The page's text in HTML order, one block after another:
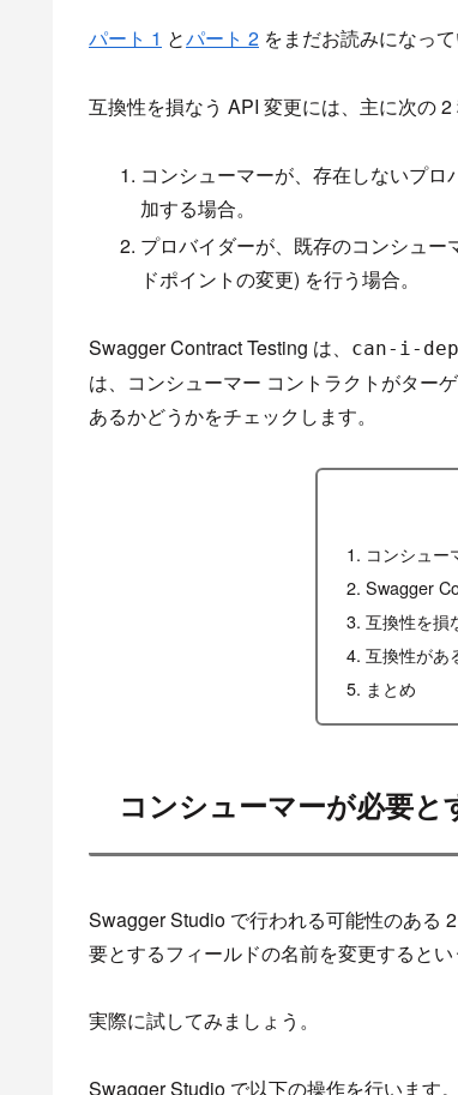
パート 1 とパート 2 をまだお読みになっ
互換性を損なう API 変更には、主に次の 2
コンシューマーが、存在しないプ
加する場合。
プロバイダーが、既存のコンシュ
ドポイントの変更) を行う場合。
Swagger Contract Testing は、 can-i-
は、コンシューマー コントラクトがター
あるかどうかをチェックします。
コンシュー
Swagger
互換性を損
互換性があ
まとめ
コンシューマーが必要
Swagger Studio で行われる可能性のある
要とするフィールドの名前を変更するとい
実際に試してみましょう。
Swagger Studio で以下の操作を行います。